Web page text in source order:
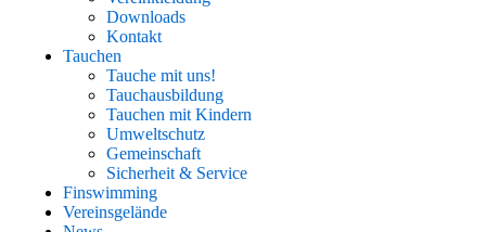
Downloads
Kontakt
Tauchen
Tauche mit uns!
Tauchausbildung
Tauchen mit Kindern
Umweltschutz
Gemeinschaft
Sicherheit & Service
Finswimming
Vereinsgelände